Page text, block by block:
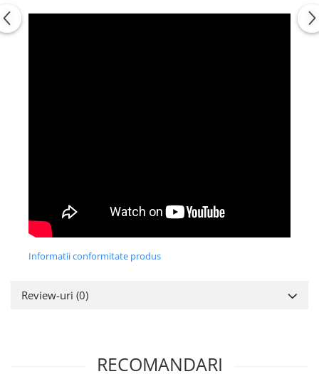
Informatii conformitate produs
Review-uri (0)
RECOMANDARI